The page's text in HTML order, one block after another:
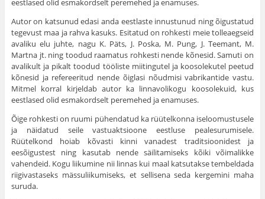
eestlased olid esmakordselt peremehed ja enamuses.
Autor on katsunud edasi anda eestlaste innustunud ning õigus­tatud
tegevust maa ja rahva kasuks. Esitatud on rohkesti meie tolle­aegseid
avaliku elu juhte, nagu K. Päts, J. Poska, M. Pung, J. Tee­mant, M.
Martna jt. ning toodud raamatus rohkesti nende kõnesid. Samuti on
avalikult ja pikalt toodud tööliste miitingutel ja koosolekutel peetud
kõnesid ja refereeritud nende õiglasi nõudmisi vabri­kantide vastu.
Mitmel korral kirjeldab autor ka linnavolikogu koos­olekuid, kus
eestlased olid esmakordselt peremehed ja enamuses.
Õige rohkesti on ruumi pühendatud ka rüütelkonna ise­loomustusele
ja näidatud seile vastuaktsioone eestluse pealesurumi­sele.
Rüütelkond hoiab kõvasti kinni vanadest traditsioonidest ja
eesõigustest ning kasutab nende säilitamiseks kõiki võimalikke
vahendeid. Kogu liikumine nii linnas kui maal katsutakse tembeldada
riigivastaseks mässuliikumiseks, et sellisena seda kergemini maha
suruda.